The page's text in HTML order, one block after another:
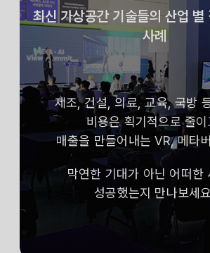
최신 가상공간 기술들의 산업 별
사례
제조, 건설, 의료, 교육, 국방
비용은 획기적으로 줄
매출을 만들어내는 VR, 메타
막연한 기대가 아닌 어떠한
성공했는지 만나보세